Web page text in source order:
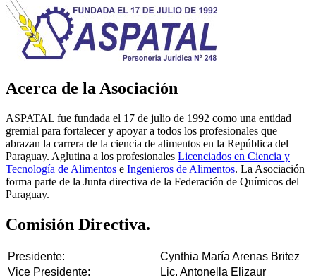
Acerca de la Asociación
ASPATAL fue fundada el 17 de julio de 1992 como una entidad
gremial para fortalecer y apoyar a todos los profesionales que
abrazan la carrera de la ciencia de alimentos en la República del
Paraguay. Aglutina a los profesionales Licenciados en Ciencia y
Tecnología de Alimentos e Ingenieros de Alimentos. La Asociación
forma parte de la Junta directiva de la Federación de Químicos del
Paraguay.
Comisión Directiva.
Presidente:
Cynthia María Arenas Britez
Vice Presidente:
Lic. Antonella Elizaur